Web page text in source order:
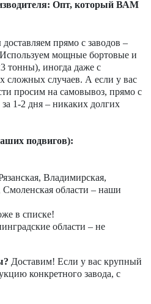
Опт, который ВАМ
прямо с заводов –
мощные бортовые и
тонны), иногда даже с
сложных случаев. А если у вас
просим на самовывоз, прямо с
1-2 дня – никаких долгих
подвигов):
Владимирская,
Смоленская области – наши
в списке!
области – не
Доставим! Если у вас крупный
конкретного завода, с